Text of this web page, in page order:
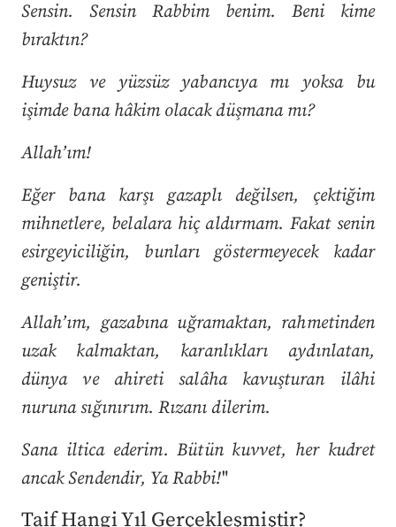
Sensin. Sensin Rabbim benim. Beni kime
bıraktın?
Huysuz ve yüzsüz yabancıya mı yoksa bu
işimde bana hâkim olacak düşmana mı?
Allah’ım!
Eğer bana karşı gazaplı değilsen, çektiğim
mihnetlere, belalara hiç aldırmam. Fakat senin
esirgeyiciliğin, bunları göstermeyecek kadar
geniştir.
Allah’ım, gazabına uğramaktan, rahmetinden
uzak kalmaktan, karanlıkları aydınlatan,
dünya ve ahireti salâha kavuşturan ilâhi
nuruna sığınırım. Rızanı dilerim.
Sana iltica ederim. Bütün kuvvet, her kudret
ancak Sendendir, Ya Rabbi!"
Taif Hangi Yıl Gerçekleşmiştir?